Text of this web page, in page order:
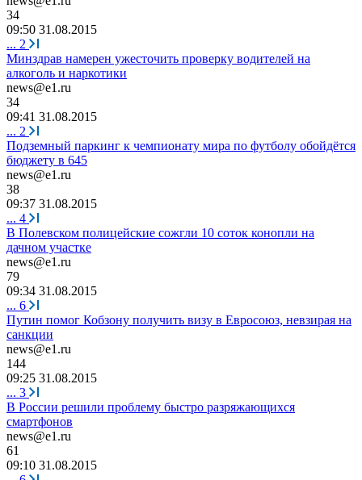
34
09:50 31.08.2015
... 2
Минздрав намерен ужесточить проверку водителей на
алкоголь и наркотики
news@e1.ru
34
09:41 31.08.2015
... 2
Подземный паркинг к чемпионату мира по футболу обойдётся
бюджету в 645
news@e1.ru
38
09:37 31.08.2015
... 4
В Полевском полицейские сожгли 10 соток конопли на
дачном участке
news@e1.ru
79
09:34 31.08.2015
... 6
Путин помог Кобзону получить визу в Евросоюз, невзирая на
санкции
news@e1.ru
144
09:25 31.08.2015
... 3
В России решили проблему быстро разряжающихся
смартфонов
news@e1.ru
61
09:10 31.08.2015